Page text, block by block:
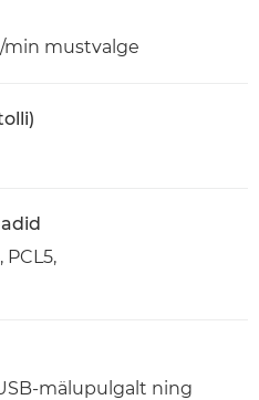
min mustvalge
PCL5,
mälupulgalt ning